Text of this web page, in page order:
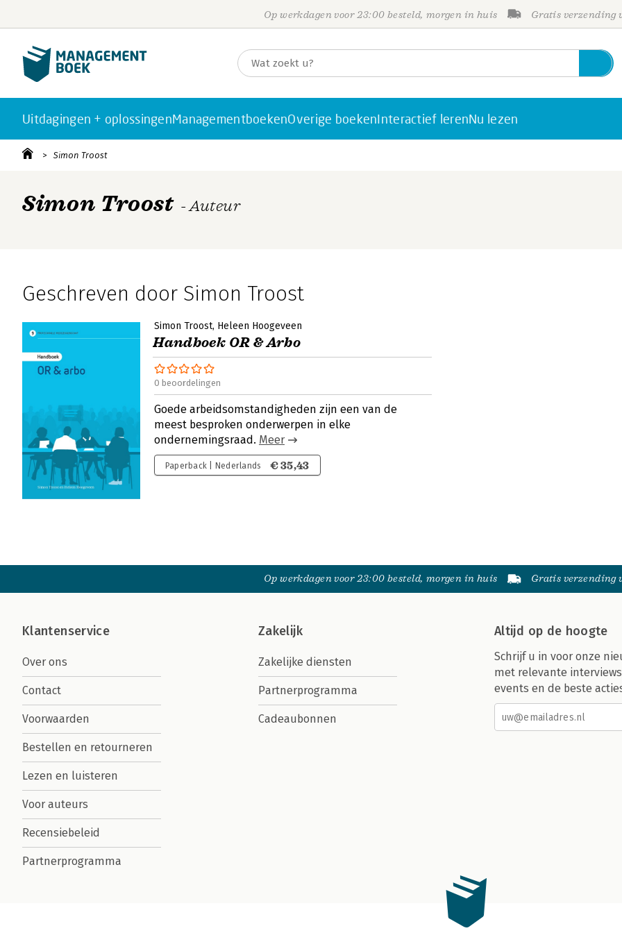
Op werkdagen voor 23:00 besteld, morgen in huis Gratis verzending
Uitdagingen + oplossingenManagementboekenOverige boekenInteractief lerenNu lezen
Simon Troost
Simon Troost - Auteur
Geschreven door Simon Troost
Simon Troost Heleen Hoogeveen
Handboek OR & Arbo
0 beoordelingen
Goede arbeidsomstandigheden zijn een van de
meest besproken onderwerpen in elke
ondernemingsraad. Meer
Paperback | Nederlands € 35,43
Op werkdagen voor 23:00 besteld, morgen in huis Gratis verzending
Klantenservice
Over ons
Contact
Voorwaarden
Bestellen en retourneren
Lezen en luisteren
Voor auteurs
Recensiebeleid
Partnerprogramma
Zakelijk
Zakelijke diensten
Partnerprogramma
Cadeaubonnen
Altijd op de hoogte
Schrijf u in voor onze
met relevante
events en de beste